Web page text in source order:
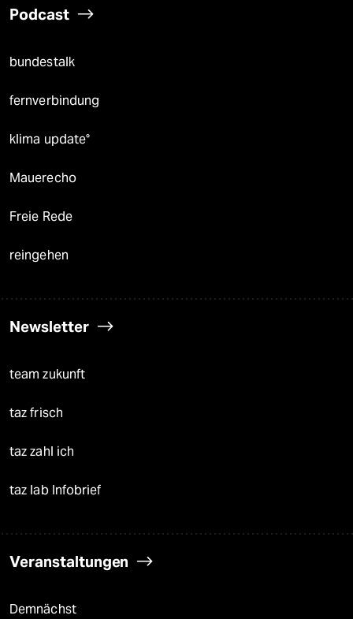
Podcast
bundestalk
fernverbindung
klima update°
Mauerecho
Freie Rede
reingehen
Newsletter
team zukunft
taz frisch
taz zahl ich
taz lab Infobrief
Veranstaltungen
Demnächst